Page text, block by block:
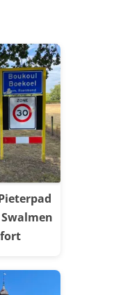
Swalmen